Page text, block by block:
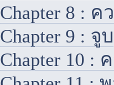
Chapter 8 : ค
Chapter 9 : จูบ
Chapter 10 :